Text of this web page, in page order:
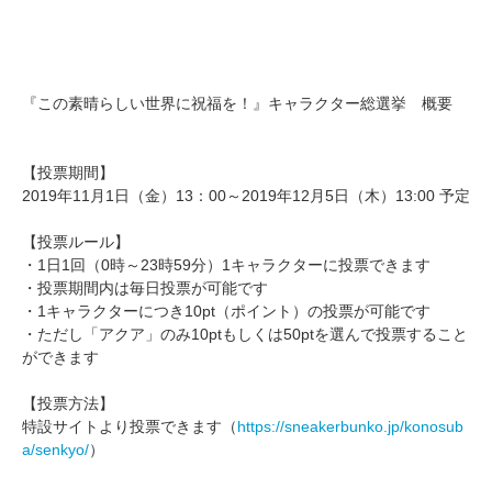
『この素晴らしい世界に祝福を！』キャラクター総選挙 概要
【投票期間】
2019年11月1日（金）13：00～2019年12月5日（木）13:00 予定
【投票ルール】
・1日1回（0時～23時59分）1キャラクターに投票できます
・投票期間内は毎日投票が可能です
・1キャラクターにつき10pt（ポイント）の投票が可能です
・ただし「アクア」のみ10ptもしくは50ptを選んで投票すること
ができます
【投票方法】
特設サイトより投票できます（https://sneakerbunko.jp/konosub
a/senkyo/）